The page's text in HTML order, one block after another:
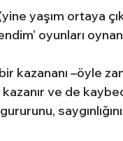
yaşım ortaya
oyunları
kazananı –öyle
ve de